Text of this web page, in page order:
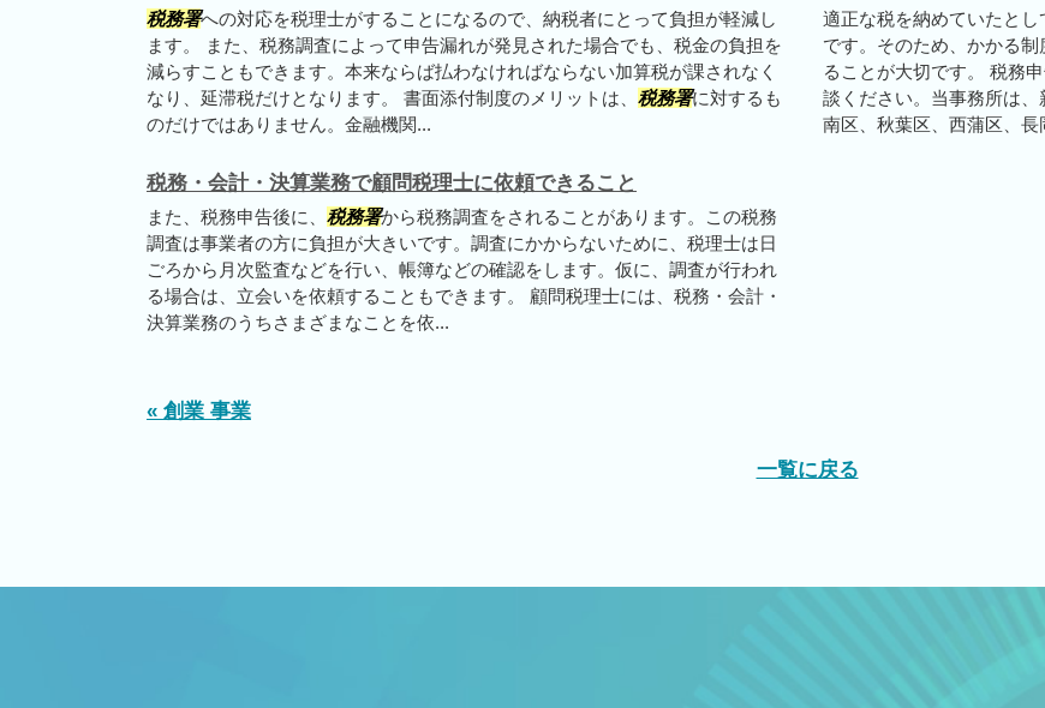
税務署への対応を税理士がすることになるので、納税者にとって負担が軽減し
ます。 また、税務調査によって申告漏れが発見された場合でも、税金の負担を
減らすこともできます。本来ならば払わなければならない加算税が課されなく
なり、延滞税だけとなります。 書面添付制度のメリットは、 税務署に対するも
のだけではありません。金融機関...
適正な税を納めていたとし
です。そのため、かかる
ることが大切です。 税務
談ください。当事務所は
南区、秋葉区、西蒲区、長
税務・会計・決算業務で顧問税理士に依頼できること
また、税務申告後に、 税務署から税務調査をされることがあります。この税務
調査は事業者の方に負担が大きいです。調査にかからないために、税理士は日
ごろから月次監査などを行い、帳簿などの確認をします。仮に、調査が行われ
る場合は、立会いを依頼することもできます。 顧問税理士には、税務・会計・
決算業務のうちさまざまなことを依...
« 創業 事業
一覧に戻る